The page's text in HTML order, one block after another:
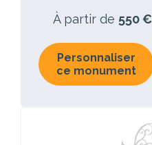
À partir de 550 €
Personnaliser
ce monument